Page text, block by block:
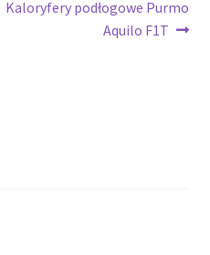
Następny
Kaloryfery podłogowe Purmo
Aquilo F1T